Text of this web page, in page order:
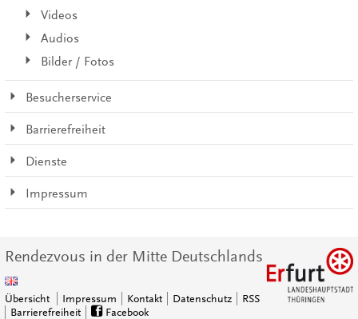
Videos
Audios
Bilder / Fotos
Besucherservice
Barrierefreiheit
Dienste
Impressum
Rendezvous in der Mitte Deutschlands
Übersicht Impressum Kontakt Datenschutz
RSS
Barrierefreiheit
Facebook